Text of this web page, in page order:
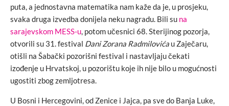
puta, a jednostavna matematika nam kaže da je, u prosjeku,
svaka druga izvedba donijela neku nagradu. Bili su na
sarajevskom MESS-u, potom učesnici 68. Sterijinog pozorja,
otvorili su 31. festival Dani Zorana Radmilovića u Zaječaru,
otišli na Šabački pozorišni festival i nastavljaju čekati
izođenje u Hrvatskoj, u pozorištu koje ih nije bilo u mogućnosti
ugostiti zbog zemljotresa.
U Bosni i Hercegovini, od Zenice i Jajca, pa sve do Banja Luke,